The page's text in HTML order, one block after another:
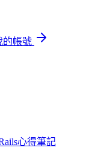
的帳號
心得筆記